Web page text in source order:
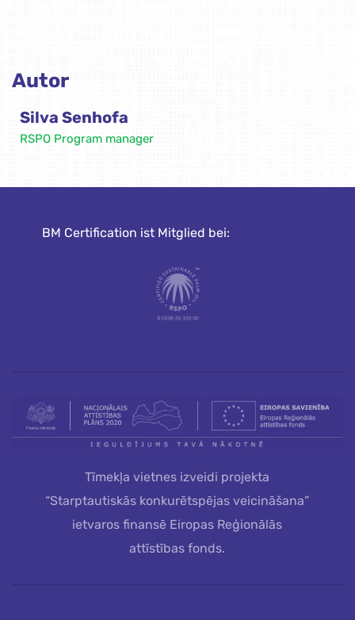
Autor
Silva Senhofa
RSPO Program manager
BM Certification ist Mitglied bei:
Tīmekļa vietnes izveidi projekta
“Starptautiskās konkurētspējas veicināšana”
ietvaros finansē Eiropas Reģionālās
attīstības fonds.